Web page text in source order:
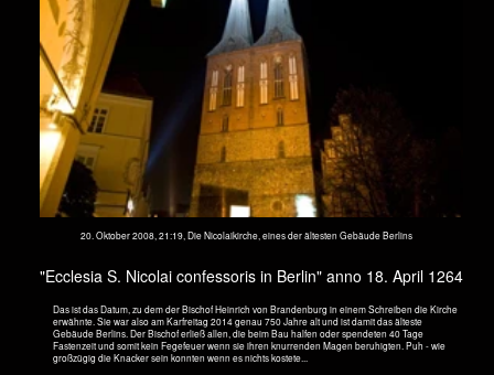
Der letzte Gottesdienst fand am 5. November 1939 hier statt. Man feierte den 400. Jahrestag der
Einführung der Reformation in Brandenburg. Danach sollte der Bau restauriert werden. Aber es
kam anders. Im Juni 1944 wurden die Türme weggebombt, im April 1944 brannte der Dachstuhl
ab. Verwitterung ließ bei einem Sturm 1949 das Gewölbe einstürzen.
Der Osten feierte 750 Jahre Berlin. Zum 14.Mai 1987 war das Haus im Mittelpunkt des aus Beton
errichteten Nikolaiviertel renoviert. Am 11. Januar 1991 fand hier die konstituierende Sitzung des
Abgeordnetenhauses des wiedervereinigten Berlins statt. Heute werden hier nur noch
wechselnde Ausstellungen gezeigt. Sakral wird das alte Gebäude nicht mehr genutzt - mangels
Gläubigen?